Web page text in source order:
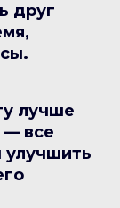
друг
лучше
— все